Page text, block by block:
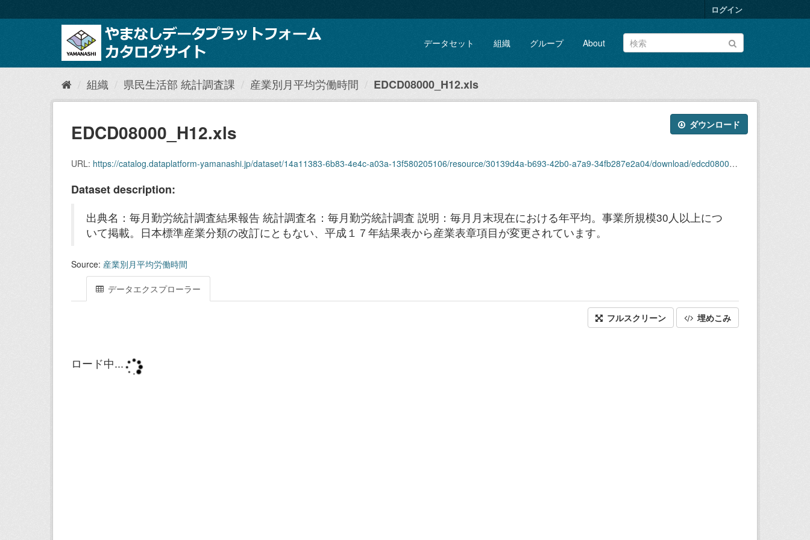
キ
て
ログイン
データセット 組織 グループ About
組織 県民生活部 統計調査課 産業別月平均労働時間 EDCD08000_H12.xls
ダウンロード
EDCD08000_H12.xls
URL: https://catalog.dataplatform-yamanashi.jp/dataset/14a11383-6b83-4e4c-a03a-13f580205106/resource/30139d4a-b693-42b0-a7a9-34fb287e2a04/download/edcd08000_h12.xls
Dataset description:
出典名：毎月勤労統計調査結果報告 統計調査名：毎月勤労統計調査 説明：毎月月末現在における年平均。事業所規模30人以上につ
いて掲載。日本標準産業分類の改訂にともない、平成１７年結果表から産業表章項目が変更されています。
Source: 産業別月平均労働時間
データエクスプローラー
フルスクリーン 埋めこみ